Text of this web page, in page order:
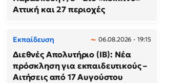
Αττική και 27 περιοχές
Εκπαίδευση 06.08.2026 - 19:15
Διεθνές Απολυτήριο (IB): Νέα
πρόσκληση για εκπαιδευτικούς –
Αιτήσεις από 17 Αυγούστου